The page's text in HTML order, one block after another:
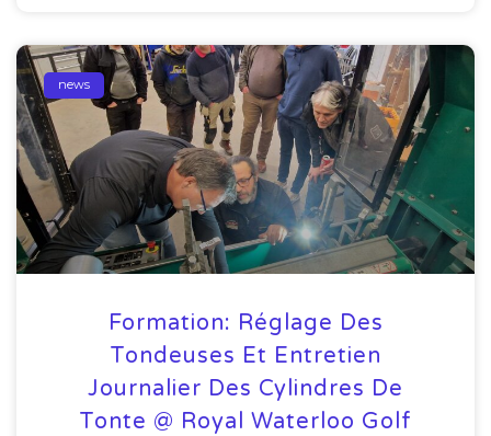
news
Formation: Réglage Des
Tondeuses Et Entretien
Journalier Des Cylindres De
Tonte @ Royal Waterloo Golf